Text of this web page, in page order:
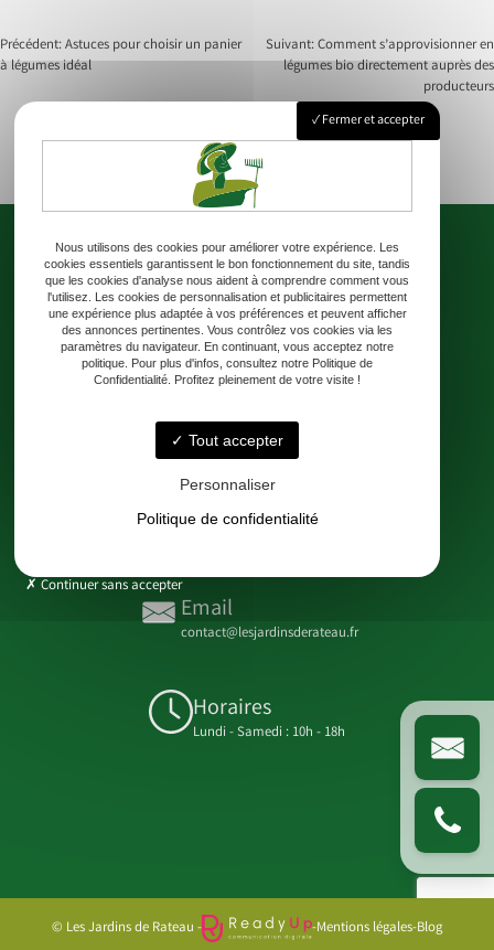
de
Précédent:Astuces pour choisir un panier
à légumes idéal
Suivant:Comment s’approvisionner en
légumes bio directement auprès des
producteurs
AccueilOù nous trouverLivraisonBoutiqueContact
Adresse
8 Chem. de Rateau 24230 Lamothe-Montravel
Téléphone
Email
contact@lesjardinsderateau.fr
Horaires
Lundi - Samedi : 10h - 18h
© Les Jardins de Rateau - -Mentions légales-Blog
Fermer et accepter
Nous utilisons des cookies pour améliorer votre expérience. Les
cookies essentiels garantissent le bon fonctionnement du site, tandis
que les cookies d'analyse nous aident à comprendre comment vous
l'utilisez. Les cookies de personnalisation et publicitaires permettent
une expérience plus adaptée à vos préférences et peuvent afficher
des annonces pertinentes. Vous contrôlez vos cookies via les
paramètres du navigateur. En continuant, vous acceptez notre
politique. Pour plus d'infos, consultez notre Politique de
Confidentialité. Profitez pleinement de votre visite !
Tout accepter
Personnaliser
Politique de confidentialité
Continuer sans accepter